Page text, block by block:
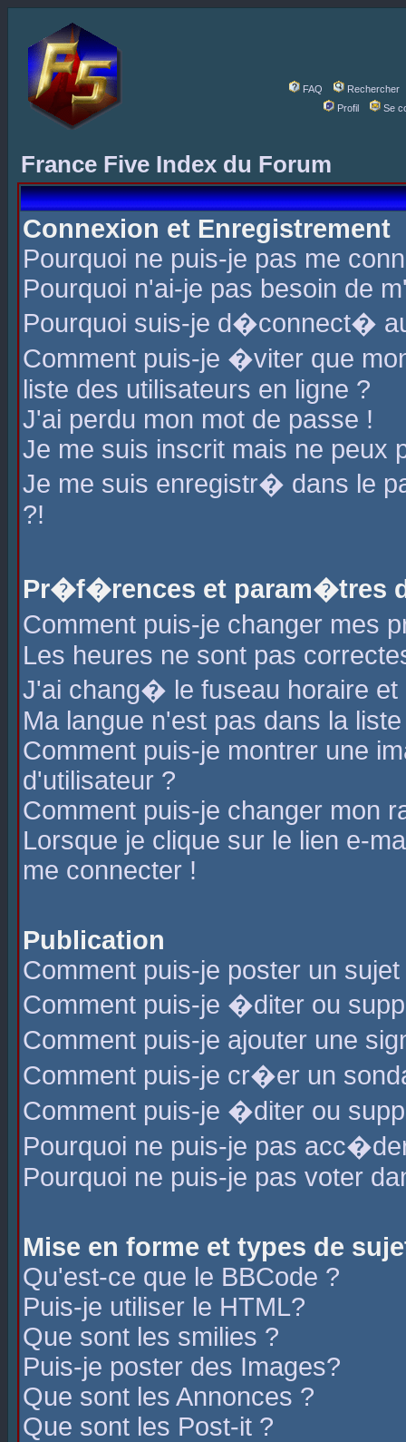
FAQ
Rechercher
Profil
Se
France Five Index du Forum
Connexion et Enregistrement
Pourquoi ne puis-je pas me
Pourquoi n'ai-je pas besoin de
Pourquoi suis-je d�connect�
Comment puis-je �viter que
liste des utilisateurs en ligne ?
J'ai perdu mon mot de passe !
Je me suis inscrit mais ne peux
Je me suis enregistr� dans le
?!
Pr�f�rences et param�tres
Comment puis-je changer mes
Les heures ne sont pas
J'ai chang� le fuseau horaire
Ma langue n'est pas dans la
Comment puis-je montrer une
d'utilisateur ?
Comment puis-je changer mon
Lorsque je clique sur le lien e-
me connecter !
Publication
Comment puis-je poster un
Comment puis-je �diter ou
Comment puis-je ajouter une
Comment puis-je cr�er un
Comment puis-je �diter ou
Pourquoi ne puis-je pas
Pourquoi ne puis-je pas voter
Mise en forme et types de
Qu'est-ce que le BBCode ?
Puis-je utiliser le HTML?
Que sont les smilies ?
Puis-je poster des Images?
Que sont les Annonces ?
Que sont les Post-it ?